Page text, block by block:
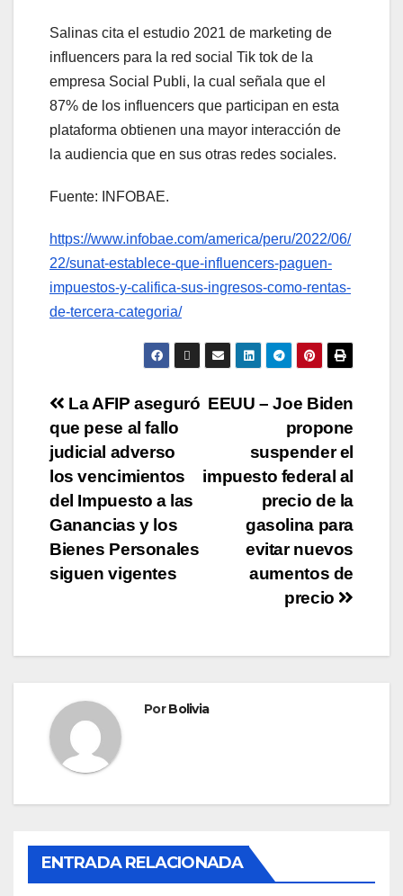
Salinas cita el estudio 2021 de marketing de
influencers para la red social Tik tok de la
empresa Social Publi, la cual señala que el
87% de los influencers que participan en esta
plataforma obtienen una mayor interacción de
la audiencia que en sus otras redes sociales.
Fuente: INFOBAE.
https://www.infobae.com/america/peru/2022/06/
22/sunat-establece-que-influencers-paguen-
impuestos-y-califica-sus-ingresos-como-rentas-
de-tercera-categoria/
EEUU – Joe Biden
propone
suspender el
impuesto federal al
precio de la
gasolina para
evitar nuevos
aumentos de
precio
La AFIP aseguró
que pese al fallo
judicial adverso
los vencimientos
del Impuesto a las
Ganancias y los
Bienes Personales
siguen vigentes
PorBolivia
ENTRADA RELACIONADA